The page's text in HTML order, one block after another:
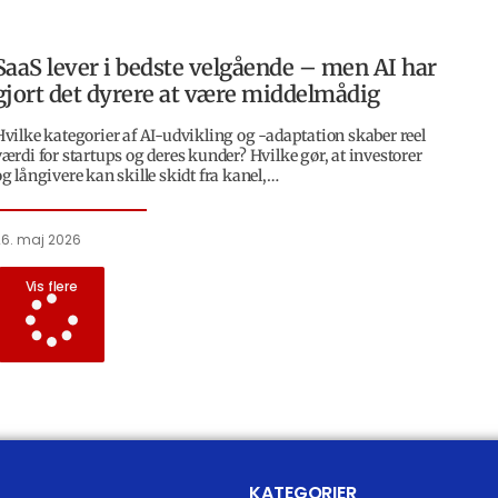
lever i bedste velgående – men AI har
det dyrere at være middelmådig
kategorier af AI-udvikling og -adaptation skaber reel
for startups og deres kunder? Hvilke gør, at investorer
långivere kan skille skidt fra kanel,…
maj 2026
Vis flere
KATEGORIER